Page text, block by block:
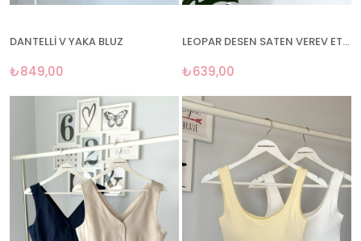
DANTELLİ V YAKA BLUZ
₺849,00
LEOPAR DESEN SATEN VEREV ETEK
₺639,00